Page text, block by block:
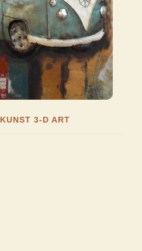
3-D ART